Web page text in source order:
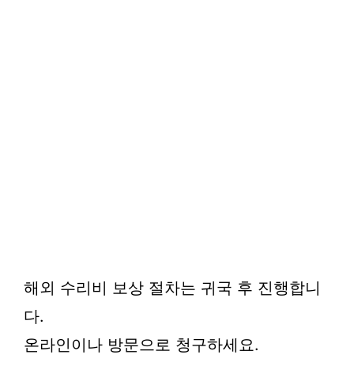
해외 수리비 보상 절차는 귀국 후 진행합니
다.
온라인이나 방문으로 청구하세요.